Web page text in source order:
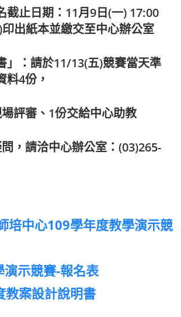
截止日期：11月9日(一) 17:00
出紙本並繳交至中心辦公室
」：請於11/13(五)競賽當天準
料4份，
評審、1份交給中心助教
，請洽中心辦公室：(03)265-
培中心109學年度教學演示競
示競賽-報名表
教案設計說明書